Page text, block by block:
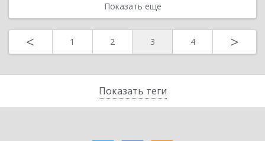
Показать теги
Показать еще
< 1 2 3 4 >